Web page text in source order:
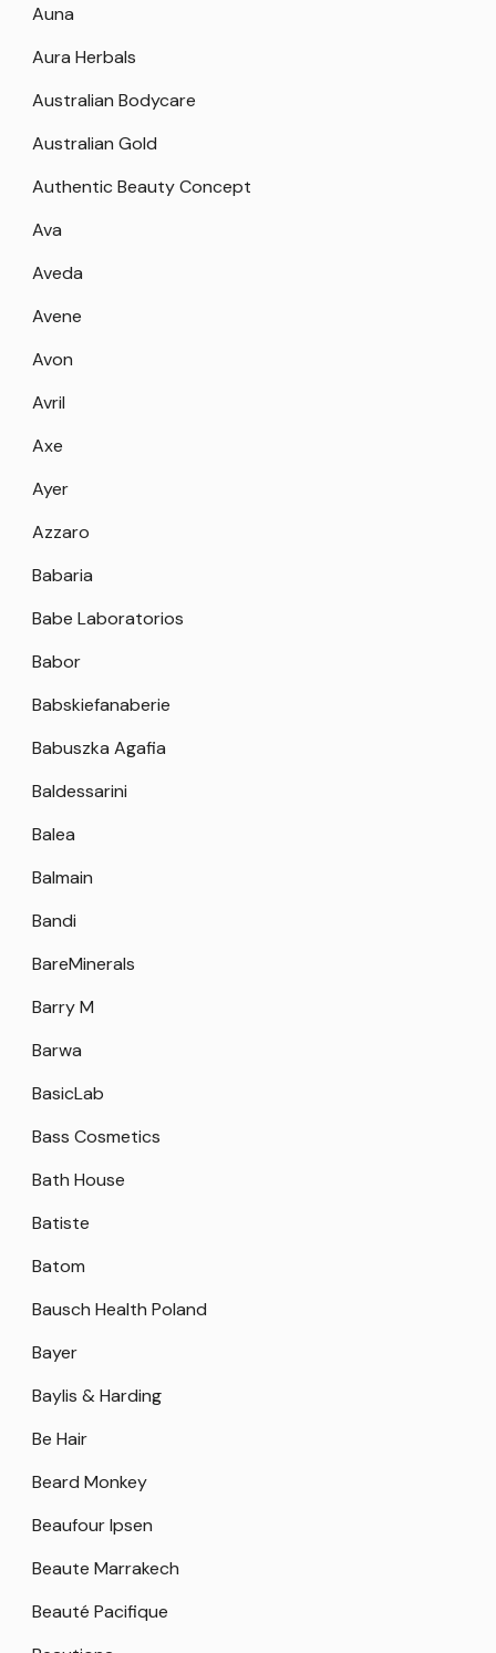
Auna
Aura Herbals
Australian Bodycare
Australian Gold
Authentic Beauty Concept
Ava
Aveda
Avene
Avon
Avril
Axe
Ayer
Azzaro
Babaria
Babe Laboratorios
Babor
Babskiefanaberie
Babuszka Agafia
Baldessarini
Balea
Balmain
Bandi
BareMinerals
Barry M
Barwa
BasicLab
Bass Cosmetics
Bath House
Batiste
Batom
Bausch Health Poland
Bayer
Baylis & Harding
Be Hair
Beard Monkey
Beaufour Ipsen
Beaute Marrakech
Beauté Pacifique